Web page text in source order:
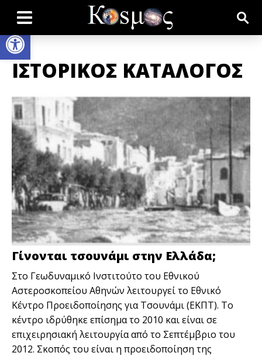
Open toolbar
ΙΣΤΟΡΙΚΟΣ ΚΑΤΑΛΟΓΟΣ
Γίνονται τσουνάμι στην Ελλάδα;
Στο Γεωδυναμικό Ινστιτούτο του Εθνικού
Αστεροσκοπείου Αθηνών λειτουργεί το Εθνικό
Κέντρο Προειδοποίησης για Τσουνάμι (ΕΚΠΤ). Το
κέντρο ιδρύθηκε επίσημα το 2010 και είναι σε
επιχειρησιακή λειτουργία από το Σεπτέμβριο του
2012. Σκοπός του είναι η προειδοποίηση της